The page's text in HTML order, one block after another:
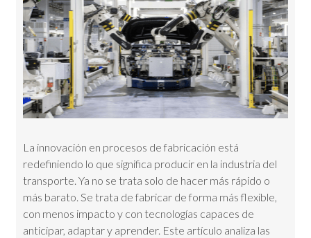
La innovación en procesos de fabricación está
redefiniendo lo que significa producir en la industria del
transporte. Ya no se trata solo de hacer más rápido o
más barato. Se trata de fabricar de forma más flexible,
con menos impacto y con tecnologías capaces de
anticipar, adaptar y aprender. Este artículo analiza las